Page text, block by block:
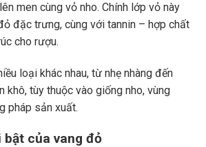
men cùng vỏ nho. Chính lớp vỏ này
đặc trưng, cùng với tannin – hợp chất
cho rượu.
loại khác nhau, từ nhẹ nhàng đến
khô, tùy thuộc vào giống nho, vùng
pháp sản xuất.
của vang đỏ